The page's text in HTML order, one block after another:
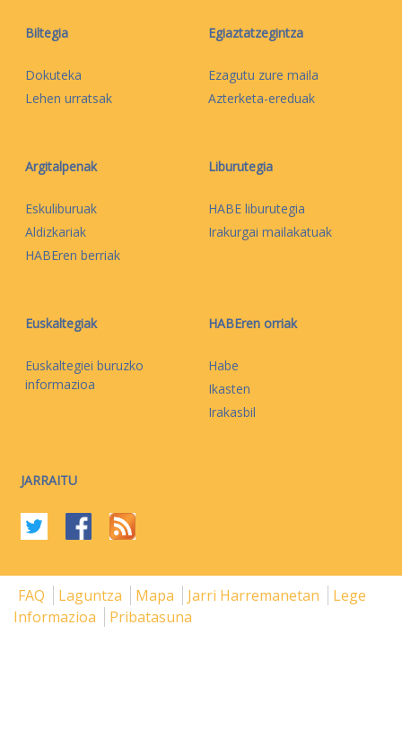
Biltegia
Dokuteka
Lehen urratsak
Egiaztatzegintza
Ezagutu zure maila
Azterketa-ereduak
Argitalpenak
Eskuliburuak
Aldizkariak
HABEren berriak
Liburutegia
HABE liburutegia
Irakurgai mailakatuak
Euskaltegiak
Euskaltegiei buruzko
informazioa
HABEren orriak
Habe
Ikasten
Irakasbil
JARRAITU
FAQ Laguntza Mapa Jarri Harremanetan
Lege
Informazioa
Pribatasuna